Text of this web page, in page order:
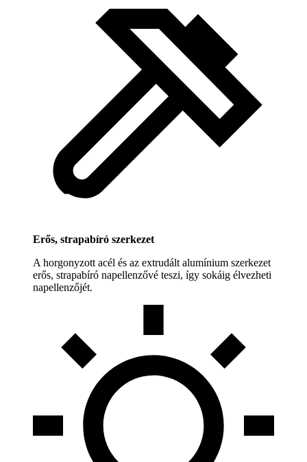
Erős, strapabíró szerkezet
A horgonyzott acél és az extrudált alumínium szerkezet
erős, strapabíró napellenzővé teszi, így sokáig élvezheti
napellenzőjét.